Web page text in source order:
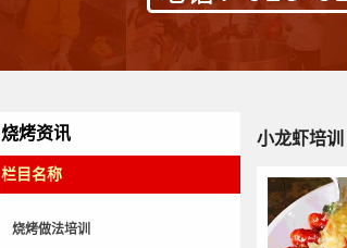
小龙虾培训
烧烤资讯
栏目名称
烧烤做法培训